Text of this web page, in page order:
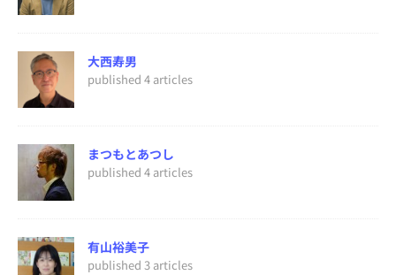
大西寿男
published 4 articles
まつもとあつし
published 4 articles
有山裕美子
published 3 articles